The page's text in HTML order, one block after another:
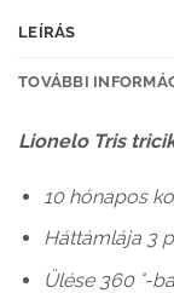
LEÍRÁS
TOVÁBBI
Lionelo Tris
10 hónapos
Háttámlája 3
Ülése 360 °-